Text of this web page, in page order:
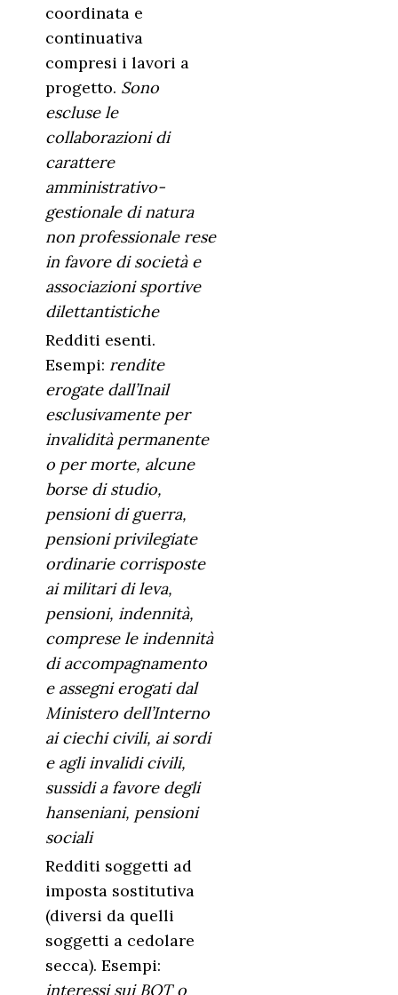
coordinata e
continuativa
compresi i lavori a
progetto. Sono
escluse le
collaborazioni di
carattere
amministrativo-
gestionale di natura
non professionale rese
in favore di società e
associazioni sportive
dilettantistiche
Redditi esenti.
Esempi: rendite
erogate dall’Inail
esclusivamente per
invalidità permanente
o per morte, alcune
borse di studio,
pensioni di guerra,
pensioni privilegiate
ordinarie corrisposte
ai militari di leva,
pensioni, indennità,
comprese le indennità
di accompagnamento
e assegni erogati dal
Ministero dell’Interno
ai ciechi civili, ai sordi
e agli invalidi civili,
sussidi a favore degli
hanseniani, pensioni
sociali
Redditi soggetti ad
imposta sostitutiva
(diversi da quelli
soggetti a cedolare
secca). Esempi:
interessi sui BOT o